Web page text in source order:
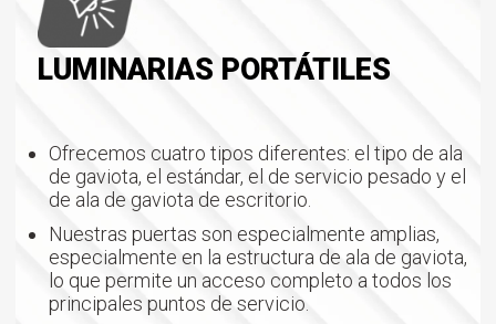
LUMINARIAS PORTÁTILES
Ofrecemos cuatro tipos diferentes: el tipo de ala
de gaviota, el estándar, el de servicio pesado y el
de ala de gaviota de escritorio.
Nuestras puertas son especialmente amplias,
especialmente en la estructura de ala de gaviota,
lo que permite un acceso completo a todos los
principales puntos de servicio.